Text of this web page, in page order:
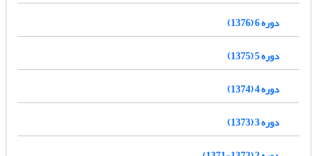
دوره 6 (1376)
دوره 5 (1375)
دوره 4 (1374)
دوره 3 (1373)